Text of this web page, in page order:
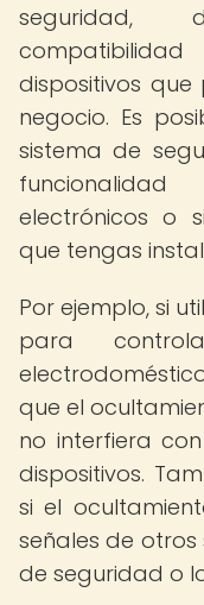
seguridad,
dispositivos
negocio. Es
sistema de
electrónicos o
que tengas
Por ejemplo, si
para
que el
no interfiera
dispositivos.
si el
señales de
de seguridad o